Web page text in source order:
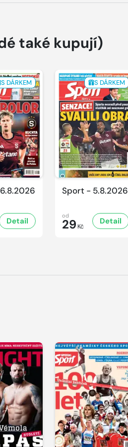
také kupují)
S DÁRKEM
Detail
S DÁRKEM
Sport - 5.8.2026
od
29 Kč
Detail